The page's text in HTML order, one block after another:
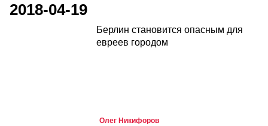
2018-04-19
Берлин становится опасным для
евреев городом
Олег Никифоров